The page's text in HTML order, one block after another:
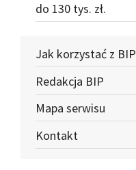
do 130 tys. zł.
Jak korzystać z BIP
Redakcja BIP
Mapa serwisu
Kontakt